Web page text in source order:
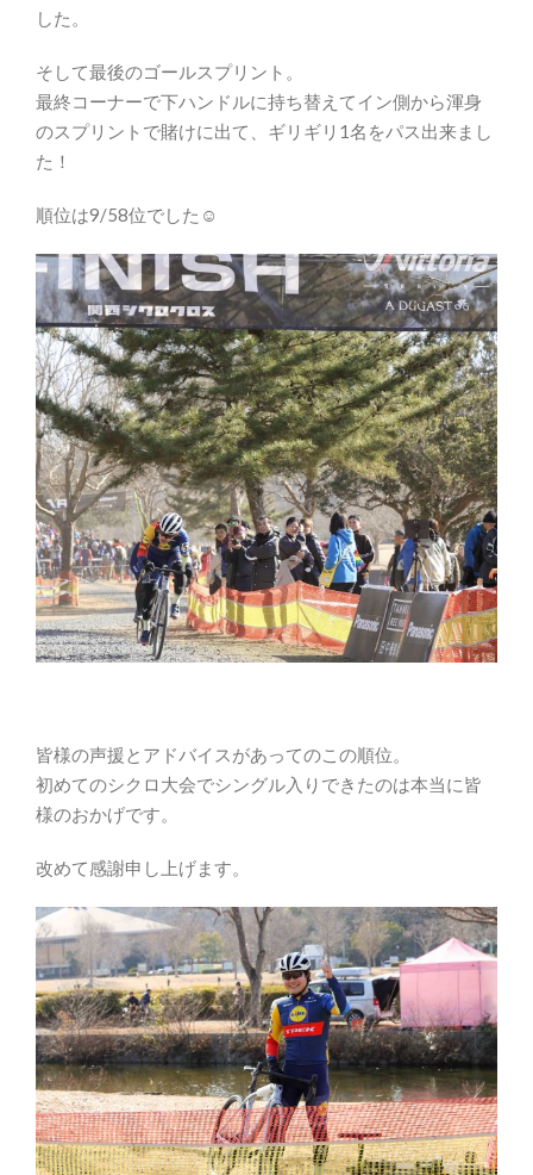
した。
そして最後のゴールスプリント。
最終コーナーで下ハンドルに持ち替えてイン側から渾身
のスプリントで賭けに出て、ギリギリ1名をパス出来まし
た！
順位は9/58位でした☺
皆様の声援とアドバイスがあってのこの順位。
初めてのシクロ大会でシングル入りできたのは本当に皆
様のおかげです。
改めて感謝申し上げます。